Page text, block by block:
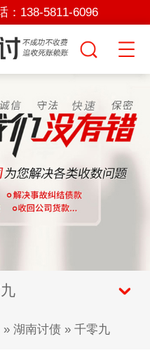
： 138-5811-6096
» 湖南讨债 » 千零九